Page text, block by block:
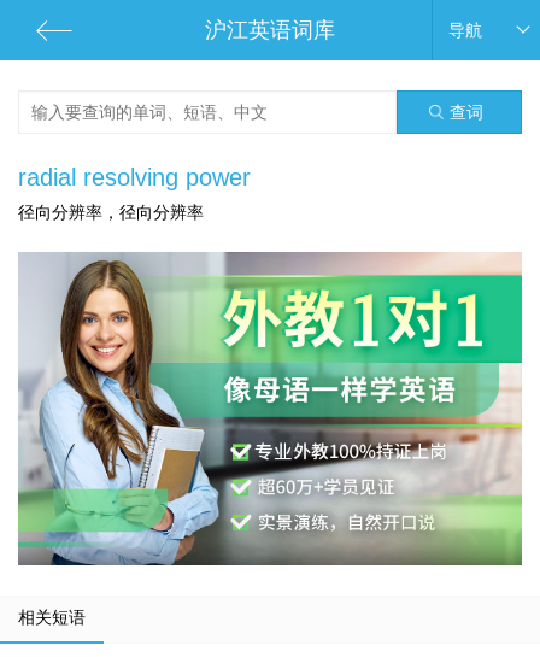
沪江英语词库 导航
查词
radial resolving power
径向分辨率，径向分辨率
相关短语